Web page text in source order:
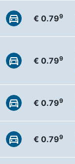
€ 0.799
€ 0.799
€ 0.799
€ 0.799